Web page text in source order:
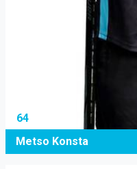
64
Metso Konsta